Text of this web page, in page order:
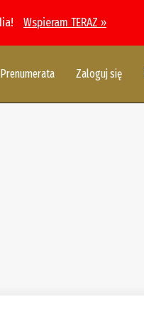
Wspieram TERAZ »
Prenumerata Zaloguj się